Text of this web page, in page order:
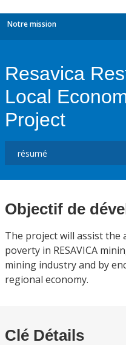
Notre mission
Resavica
Local
Project
Objectif de
The project will assist
poverty in RESAVICA
mining industry and by
regional economy.
Clé Détails